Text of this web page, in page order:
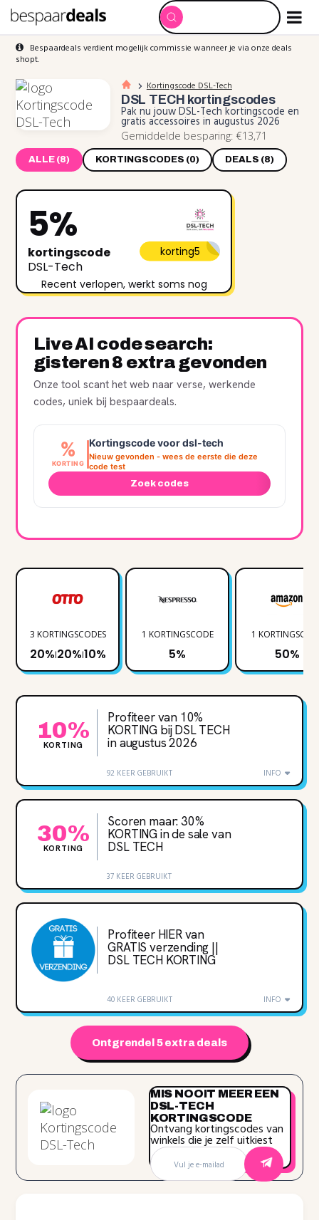
Bespaardeals verdient mogelijk commissie wanneer je via onze deals
shopt.
Kortingscode DSL-Tech
DSL TECH kortingscodes
Pak nu jouw DSL-Tech kortingscode en
gratis accessoires in augustus 2026
Gemiddelde besparing: €13,71
ALLE (8) KORTINGSCODES (0) DEALS (8)
5%
kortingscode
DSL-Tech
korting5
Recent verlopen, werkt soms nog
Live AI code search:
gisteren 8 extra gevonden
Onze tool scant het web naar verse, werkende
codes, uniek bij bespaardeals.
%
KORTING
Kortingscode voor dsl-tech
Nieuw gevonden - wees de eerste die deze
code test
Zoek codes
3 KORTINGSCODES
20%|20%|10%
1 KORTINGSCODE
5%
1
50%
10%
KORTING
Profiteer van 10%
KORTING bij DSL TECH
in augustus 2026
92 KEER GEBRUIKT INFO
30%
KORTING
Scoren maar: 30%
KORTING in de sale van
DSL TECH
37 KEER GEBRUIKT
Profiteer HIER van
GRATIS verzending ||
DSL TECH KORTING
40 KEER GEBRUIKT INFO
Ontgrendel 5 extra deals
MIS NOOIT MEER EEN
DSL-TECH
KORTINGSCODE
Ontvang kortingscodes van
winkels die je zelf uitkiest